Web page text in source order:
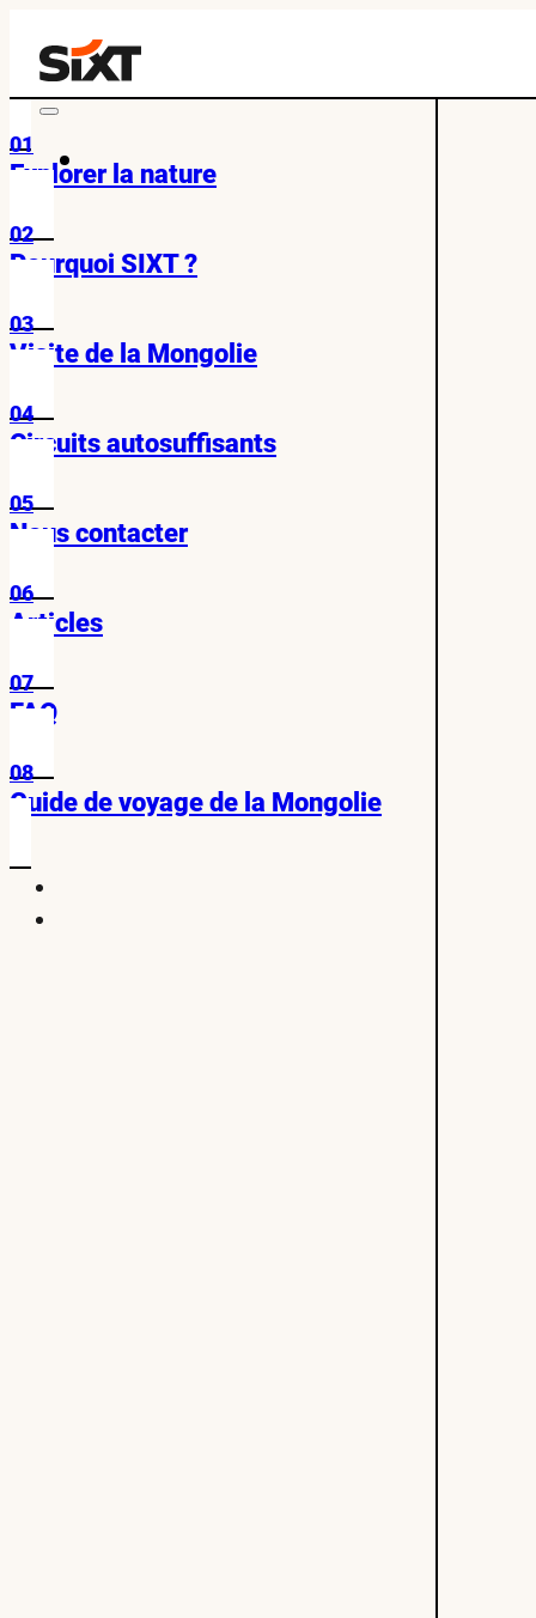
01
Explorer la nature
02
Pourquoi SIXT ?
03
Visite de la Mongolie
04
Circuits autosuffisants
05
Nous contacter
06
Articles
07
FAQ
08
Guide de voyage de la Mongolie